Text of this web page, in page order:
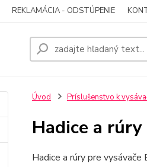
REKLAMÁCIA - ODSTÚPENIE
Úvod Príslušenstvo k
Hadice a
Hadice a rúry pre vysávače